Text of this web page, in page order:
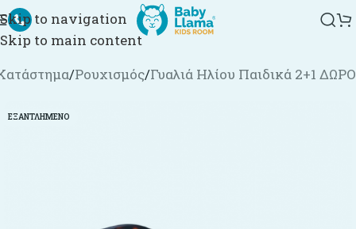
Skip to navigation
Skip to main content
/Ρουχισμός/Γυαλιά Ηλίου Παιδικά 2+1 ΔΩΡΟ
ΕΞΑΝΤΛΗΜΈΝΟ